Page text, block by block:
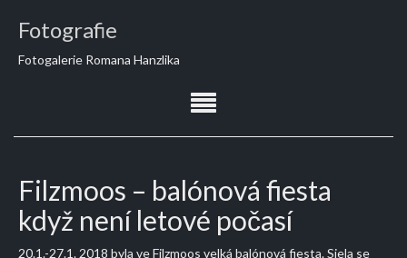
Fotografie
Fotogalerie Romana Hanzlika
Filzmoos – balónová fiesta
když není letové počasí
20.1.-27.1. 2018 byla ve Filzmoos velká balónová fiesta. Sjela se